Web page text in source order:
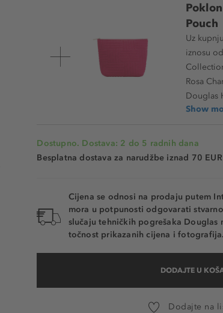
Pouch
Uz
iznosu
Rosa
Douglas
Show
Dostupno. Dostava: 2 do 5 radnih dana
Besplatna dostava za narudžbe iznad 70 EUR
Cijena se odnosi na prodaju putem
mora u potpunosti odgovarati
slučaju tehničkih pogrešaka Douglas
točnost prikazanih cijena i fotografija.
DODAJTE U
Dodajte na